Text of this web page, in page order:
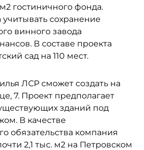
гостиничного фонда.
сохранение
винного завода
В составе проекта
сад на 110 мест.
ЛСР сможет создать на
7. Проект предполагает
зданий под
В качестве
обязательства компания
2,1 тыс. м2 на Петровском